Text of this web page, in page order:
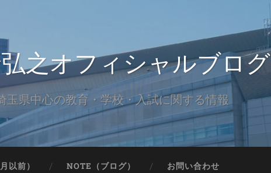
之オフィシャルブログ
玉県中心の教育・学校・入試に関する情報
以前） NOTE（ブログ） お問い合わせ